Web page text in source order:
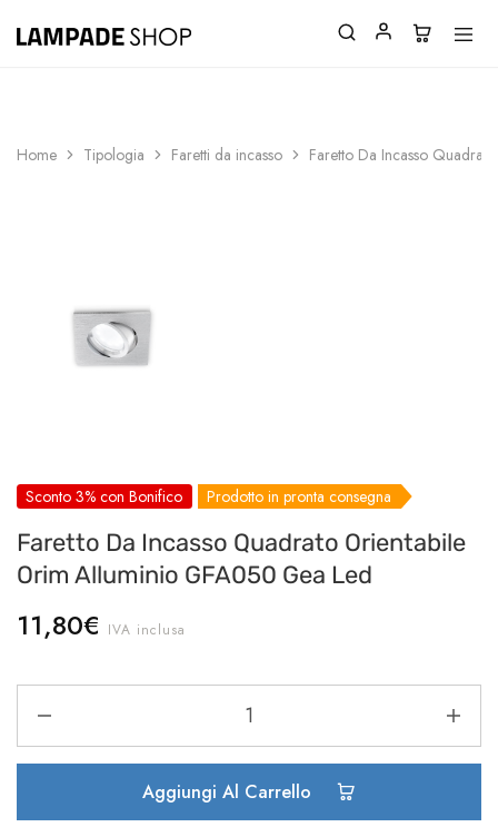
SPEDIZIONI GRATUITE SOPRA 150€
Home Tipologia Faretti da incasso Faretto Da Incasso
Sconto 3% con Bonifico Prodotto in pronta consegna
Faretto Da Incasso Quadrato Orientabile
Orim Alluminio GFA050 Gea Led
11,80€ IVA inclusa
Aggiungi Al Carrello